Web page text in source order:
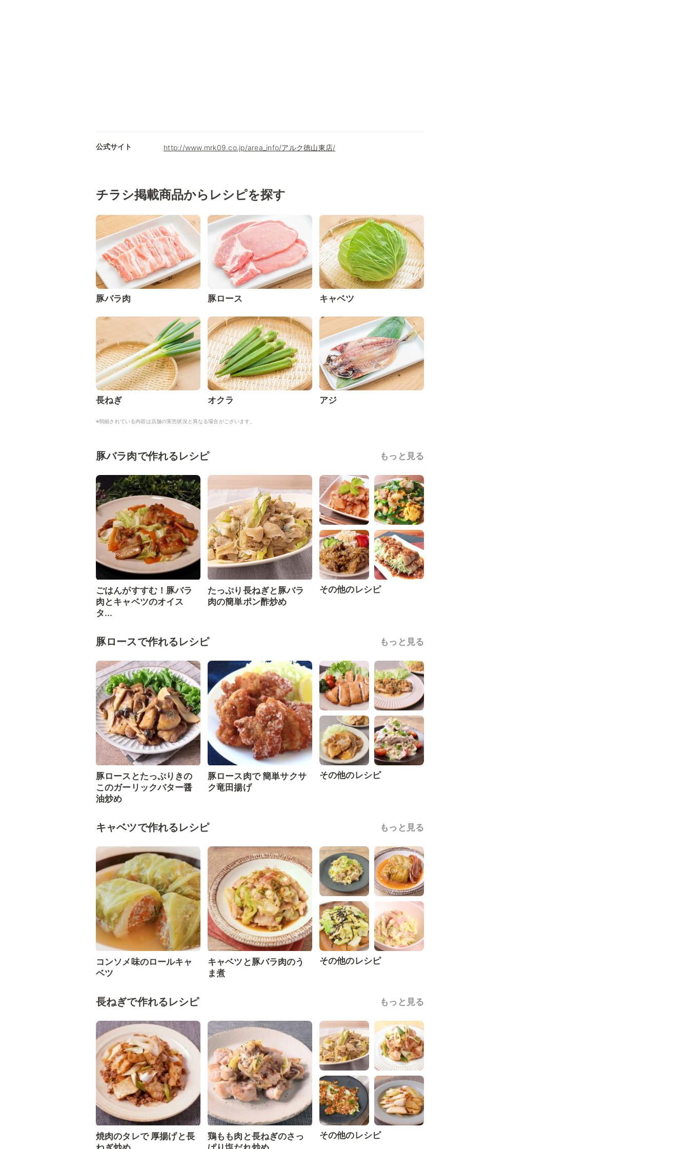
公式サイト http://www.mrk09.co.jp/area_info/アルク徳山東店/
チラシ掲載商品からレシピを探す
豚バラ肉 豚ロース キャベツ
長ねぎ オクラ アジ
※明細されている内容は店舗の実売状況と異なる場合がございます。
豚バラ肉で作れるレシピ もっと見る
ごはんがすすむ！豚バラ
肉とキャベツのオイス
タ...
たっぷり長ねぎと豚バラ
肉の簡単ポン酢炒め
その他のレシピ
豚ロースで作れるレシピ もっと見る
豚ロースとたっぷりきの
このガーリックバター醤
油炒め
豚ロース肉で 簡単サクサ
ク竜田揚げ
その他のレシピ
キャベツで作れるレシピ もっと見る
コンソメ味のロールキャ
ベツ
キャベツと豚バラ肉のう
ま煮
その他のレシピ
長ねぎで作れるレシピ もっと見る
焼肉のタレで 厚揚げと長
鶏もも肉と長ねぎのさっ
その他のレシピ